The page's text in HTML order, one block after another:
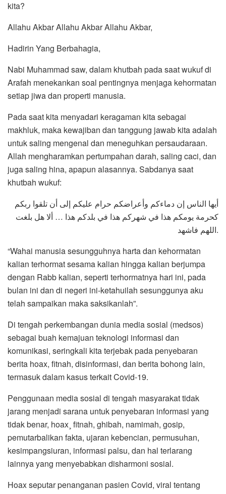
kita?
Allahu Akbar Allahu Akbar Allahu Akbar,
Hadirin Yang Berbahagia,
Nabi Muhammad saw, dalam khutbah pada saat wukuf di
Arafah menekankan soal pentingnya menjaga kehormatan
setiap jiwa dan properti manusia.
Pada saat kita menyadari keragaman kita sebagai
makhluk, maka kewajiban dan tanggung jawab kita adalah
untuk saling mengenal dan meneguhkan persaudaraan.
Allah mengharamkan pertumpahan darah, saling caci, dan
juga saling hina, apapun alasannya. Sabdanya saat
khutbah wukuf:
أيها الناس إن دماءكم وأعراضكم حرام عليكم إلى أن تلقوا ربكم
كحرمة يومكم هذا في شهركم هذا في بلدكم هذا … ألا هل بلغت
اللهم فاشهد.
“Wahai manusia sesungguhnya harta dan kehormatan
kalian terhormat sesama kalian hingga kalian berjumpa
dengan Rabb kalian, seperti terhormatnya hari ini, pada
bulan ini dan di negeri ini-ketahuilah sesunggunya aku
telah sampaikan maka saksikanlah”.
Di tengah perkembangan dunia media sosial (medsos)
sebagai buah kemajuan teknologi informasi dan
komunikasi, seringkali kita terjebak pada penyebaran
berita hoax, fitnah, disinformasi, dan berita bohong lain,
termasuk dalam kasus terkait Covid-19.
Penggunaan media sosial di tengah masyarakat tidak
jarang menjadi sarana untuk penyebaran informasi yang
tidak benar, hoax¸ fitnah, ghibah, namimah, gosip,
pemutarbalikan fakta, ujaran kebencian, permusuhan,
kesimpangsiuran, informasi palsu, dan hal terlarang
lainnya yang menyebabkan disharmoni sosial.
Hoax seputar penanganan pasien Covid, viral tentang